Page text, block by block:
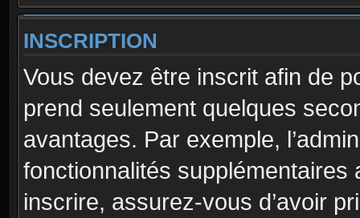
INSCRIPTION
Vous devez être inscrit afin de
prend seulement quelques
avantages. Par exemple,
fonctionnalités
inscrire, assurez-vous d’avoir